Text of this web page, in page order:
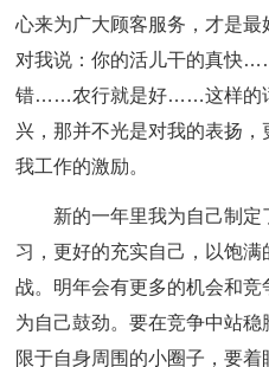
心来为广大顾客服务，才是
对我说：你的活儿干的真快
错……农行就是好……这样的
兴，那并不光是对我的表扬
我工作的激励。
新的一年里我为自己制
习，更好的充实自己，以饱
战。明年会有更多的机会和
为自己鼓劲。要在竞争中站
限于自身周围的小圈子，要